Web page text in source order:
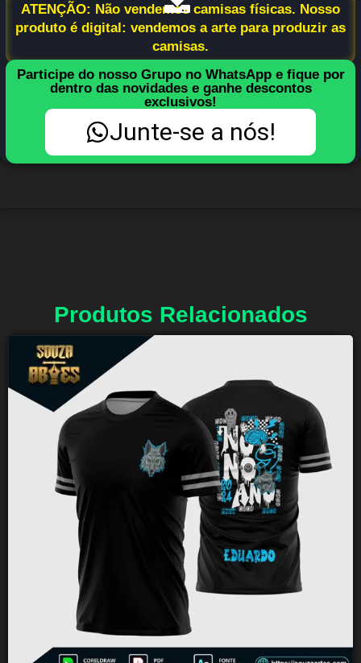
ATENÇÃO: Não vendemos camisas físicas. Nosso
produto é digital: vendemos a arte para produzir as
camisas.
Participe do nosso Grupo no WhatsApp e fique por
dentro das novidades e ganhe descontos
exclusivos!
Junte-se a nós!
Produtos Relacionados